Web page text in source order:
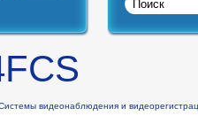
видеонаблюдения и